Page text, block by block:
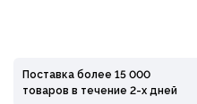
Поставка более 15 000
товаров в течение 2-х дней